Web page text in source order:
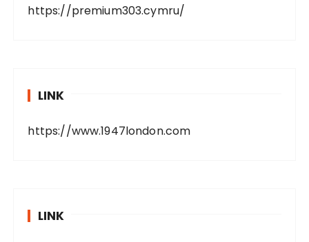
https://premium303.cymru/
LINK
https://www.1947london.com
LINK